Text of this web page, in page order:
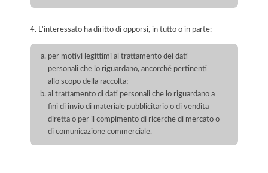
4. L'interessato ha diritto di opporsi, in tutto o in parte:
per motivi legittimi al trattamento dei dati
personali che lo riguardano, ancorché pertinenti
allo scopo della raccolta;
al trattamento di dati personali che lo riguardano a
fini di invio di materiale pubblicitario o di vendita
diretta o per il compimento di ricerche di mercato o
di comunicazione commerciale.